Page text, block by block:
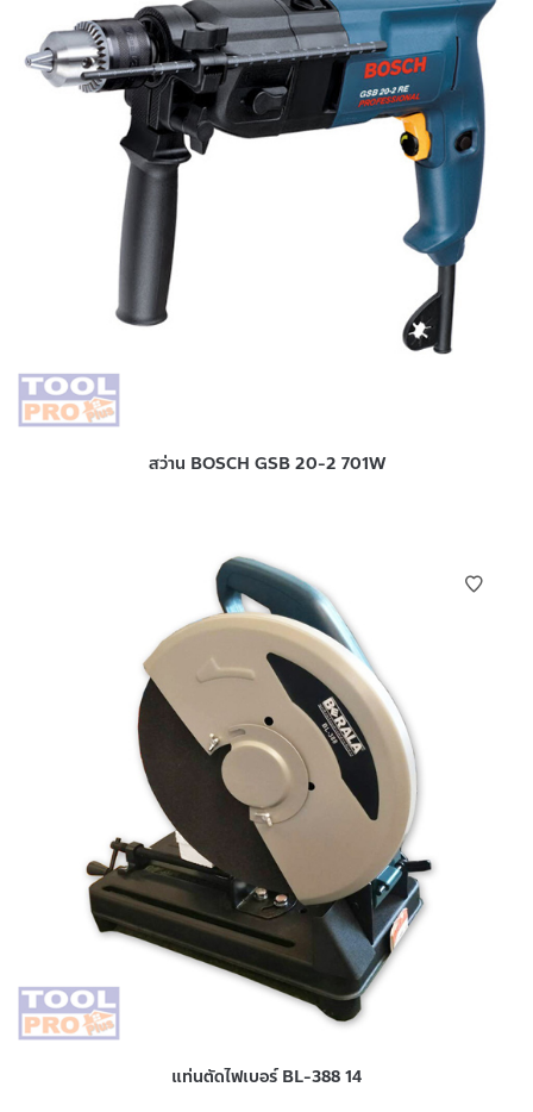
สว่าน BOSCH GSB 20-2 701W
แท่นตัดไฟเบอร์ BL-388 14